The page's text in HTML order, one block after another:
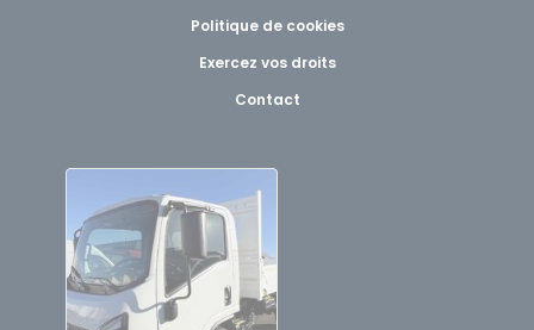
Politique de cookies
Exercez vos droits
Contact